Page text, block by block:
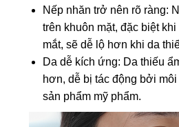
Nếp nhăn trở nên rõ ràng:
trên khuôn mặt, đặc biệt
mắt, sẽ dễ lộ hơn khi da
Da dễ kích ứng: Da thiếu
hơn, dễ bị tác động bởi
sản phẩm mỹ phẩm.